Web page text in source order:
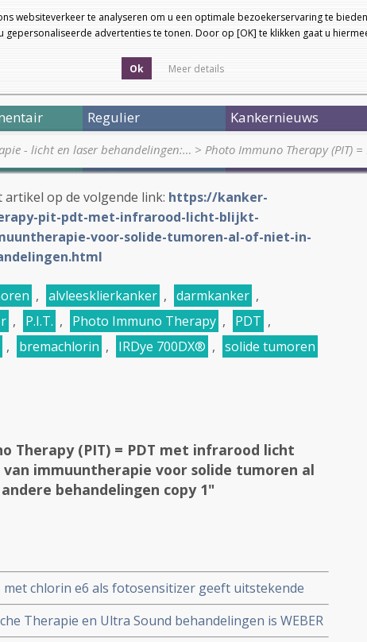
websiteverkeer te analyseren om u een optimale bezoekerservaring te
gepersonaliseerde advertenties te tonen. Door op [OK] te klikken gaat u
Ok Meer details
Regulier Kankernieuws
- licht en laser behandelingen:… > Photo Immuno Therapy (PIT)
op de volgende link: https://kanker-
pit-pdt-met-infrarood-licht-blijkt-
voor-solide-tumoren-al-of-niet-in-
, alvleesklierkanker , darmkanker ,
, P.I.T. , Photo Immuno Therapy , PDT ,
, bremachlorin , IRDye 700DX® , solide tumoren
Therapy (PIT) = PDT met infrarood licht
immuuntherapie voor solide tumoren al
behandelingen copy 1"
met chlorin e6 als fotosensitizer geeft uitstekende
Papilloma Virus bij patienten met
het HPV virus. copy 1
Therapie en Ultra Sound behandelingen is WEBER